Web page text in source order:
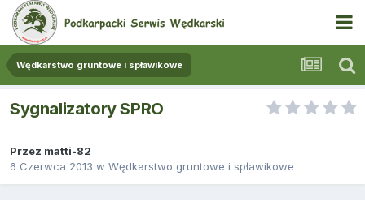
Wędkarstwo gruntowe i spławikowe
Sygnalizatory SPRO
Przez matti-82
6 Czerwca 2013 w Wędkarstwo gruntowe i spławikowe